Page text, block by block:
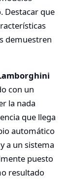
Destacar que
demuestren
con un
la nada
que llega
automático
a un sistema
puesto
resultado